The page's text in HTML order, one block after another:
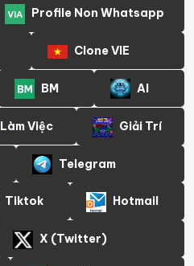
Profile Non Whatsapp
Clone VIE
BM AI
Làm Việc Giải Trí
Telegram
Tiktok Hotmail
X (Twitter)